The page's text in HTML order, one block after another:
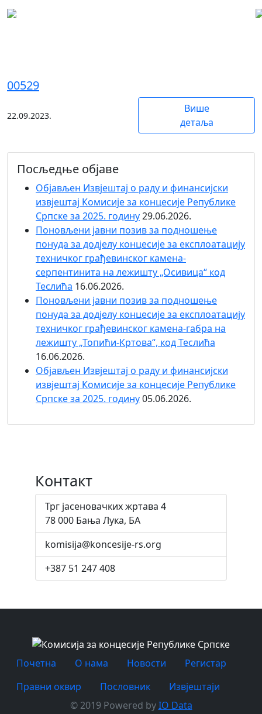
00529
22.09.2023.
Више
детаља
Посљедње објаве
Објaвљен Извјештај о раду и финансијски
извјештај Комисије за концесије Републике
Српске за 2025. годину29.06.2026.
Поновљени јавни позив за подношење
понуда за додјелу концесије за експлоатацију
техничког грађевинског камена-
серпентинита на лежишту „Осивица“ код
Теслића 16.06.2026.
Поновљени јавни позив за подношење
понуда за додјелу концесије за експлоатацију
техничког грађевинског камена-габра на
лежишту „Топићи-Кртова“, код Теслића
16.06.2026.
Објaвљен Извјештај о раду и финансијски
извјештај Комисије за концесије Републике
Српске за 2025. годину05.06.2026.
Контакт
Трг јасеновачких жртава 4
78 000 Бања Лука, БА
komisija@koncesije-rs.org
+387 51 247 408
Почетна O нама Новости
Регистар
Правни оквир
Пословник
Извјештаји
© 2019 Powered byIO Data